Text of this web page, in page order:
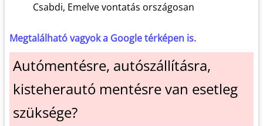
Csabdi, Emelve vontatás országosan
Megtalálható vagyok a Google térképen is.
Autómentésre, autószállításra,
kisteherautó mentésre van esetleg
szüksége?